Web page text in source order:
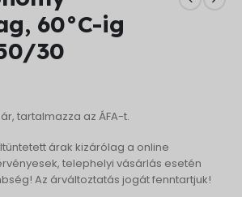
60°C-ig
30
tartalmazza az ÁFA-t.
árak kizárólag a online
telephelyi vásárlás esetén
Az árváltoztatás jogát fenntartjuk!